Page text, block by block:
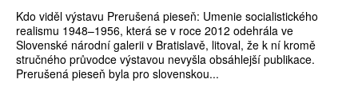
Kdo viděl výstavu Prerušená pieseň: Umenie socialistického
realismu 1948–1956, která se v roce 2012 odehrála ve
Slovenské národní galerii v Bratislavě, litoval, že k ní kromě
stručného průvodce výstavou nevyšla obsáhlejší publikace.
Prerušená pieseň byla pro slovenskou...